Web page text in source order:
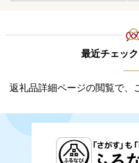
最近チェッ
返礼品詳細ページの閲覧で、